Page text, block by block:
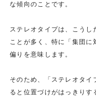
な傾向のことです。
ステレオタイプは、こうし
ことが多く、特に「集団
偏りを意味します。
そのため、「ステレオタイ
ると位置づけがはっきりす